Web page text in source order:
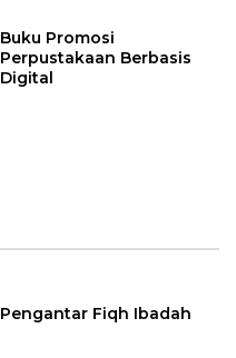
Buku Promosi
Perpustakaan Berbasis
Digital
Pengantar Fiqh Ibadah